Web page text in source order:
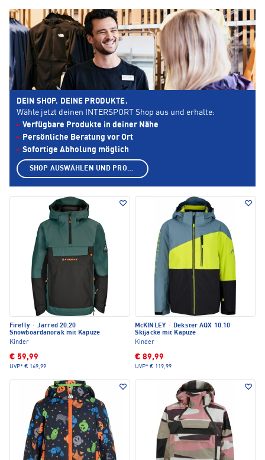
Firefly · Jarred 20.20
Snowboardanorak mit Kapuze
Kinder
€ 59,99
UVP* € 169,99
McKINLEY · Dekster AQX 10.10
Skijacke mit Kapuze
Kinder
€ 89,99
UVP* € 119,99
DEIN SHOP. DEINE PRODUKTE.
Wähle jetzt deinen INTERSPORT Shop aus und erhalte:
Verfügbare Produkte in deiner Nähe
Persönliche Beratung vor Ort
Sofortige Abholung möglich
SHOP AUSWÄHLEN UND PRODUKTE ANZEIGEN